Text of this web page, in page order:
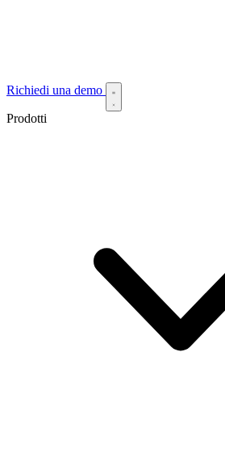
Richiedi una demo
Prodotti